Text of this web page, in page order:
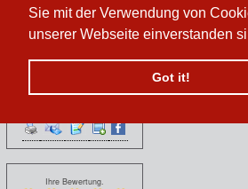
Sie mit der Verwendung von
unserer Webseite einverstanden
Got it!
sich vom
www.prater-archiv.at»Eisberg ErÃ¶ffnung/
Ihre Bewertung.